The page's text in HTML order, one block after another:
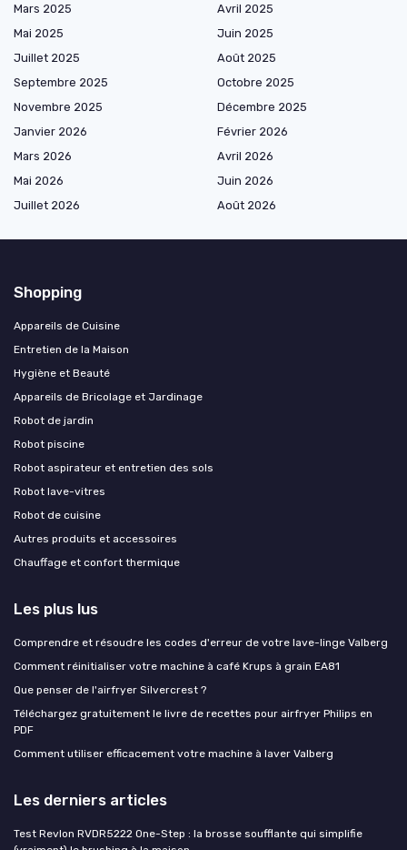
Mars 2025
Avril 2025
Mai 2025
Juin 2025
Juillet 2025
Août 2025
Septembre 2025
Octobre 2025
Novembre 2025
Décembre 2025
Janvier 2026
Février 2026
Mars 2026
Avril 2026
Mai 2026
Juin 2026
Juillet 2026
Août 2026
Shopping
Appareils de Cuisine
Entretien de la Maison
Hygiène et Beauté
Appareils de Bricolage et Jardinage
Robot de jardin
Robot piscine
Robot aspirateur et entretien des sols
Robot lave-vitres
Robot de cuisine
Autres produits et accessoires
Chauffage et confort thermique
Les plus lus
Comprendre et résoudre les codes d'erreur de votre lave-linge Valberg
Comment réinitialiser votre machine à café Krups à grain EA81
Que penser de l'airfryer Silvercrest ?
Téléchargez gratuitement le livre de recettes pour airfryer Philips en
PDF
Comment utiliser efficacement votre machine à laver Valberg
Les derniers articles
Test Revlon RVDR5222 One-Step : la brosse soufflante qui simplifie